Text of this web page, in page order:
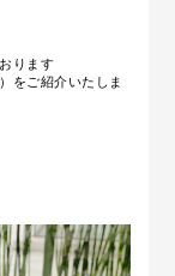
ります
をご紹介いたしま